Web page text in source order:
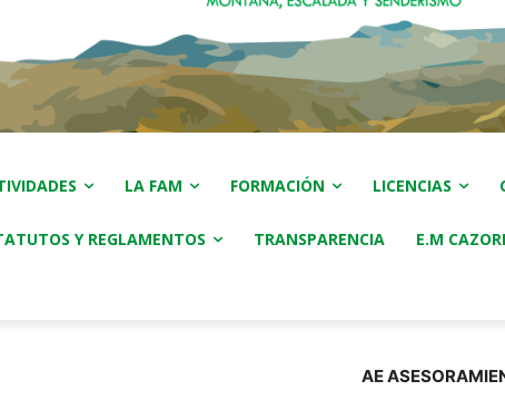
LA FAM FORMACIÓN LICENCIAS
Y REGLAMENTOS TRANSPARENCIA E.M
AE